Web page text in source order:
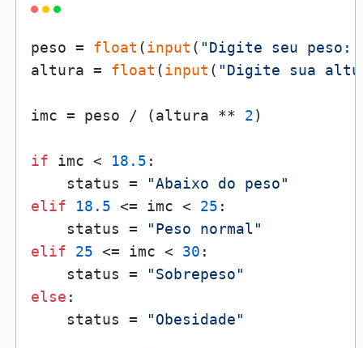
peso = float (input ( "Digite seu peso:
altura = float (input ( "Digite sua
imc = peso / (altura ** 2)
if imc < 18.5 :
    status =
"Abaixo do peso"
elif
18.5 <= imc < 25 :
    status =
"Peso normal"
elif
25 <= imc < 30 :
    status =
"Sobrepeso"
else :
    status =
"Obesidade"